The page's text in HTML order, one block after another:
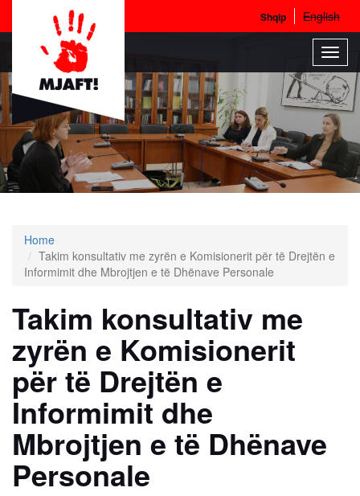
main
content
Shqip English
Home
Takim konsultativ me zyrën e Komisionerit për të Drejtën e
Informimit dhe Mbrojtjen e të Dhënave Personale
Takim konsultativ me
zyrën e Komisionerit
për të Drejtën e
Informimit dhe
Mbrojtjen e të Dhënave
Personale